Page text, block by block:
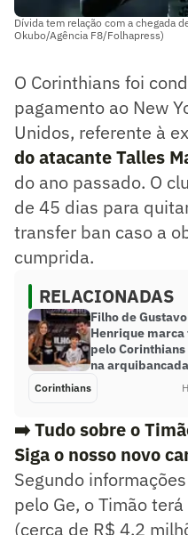
Dívida tem relação com a chegada
Okubo/Agência F8/Folhapress)
O Corinthians foi
pagamento ao New
Unidos, referente à
do atacante Talles
do ano passado. O
de 45 dias para
transfer ban caso a
cumprida.
RELACIONADAS
Filho de Gustavo
Henrique marca
pelo
na arquibancada
Corinthians
➡️ Tudo sobre o
Siga o nosso novo
Segundo
pelo Ge, o Timão
(cerca de R$ 4,2